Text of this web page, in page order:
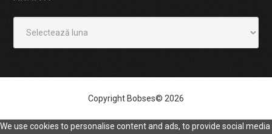
Copyright Bobses© 2026
We use cookies to personalise content and ads, to provide social media